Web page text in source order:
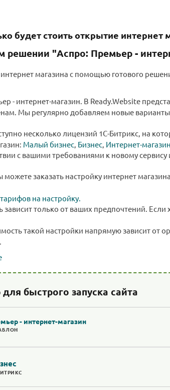
будет стоить открытие интернет
решении "Аспро: Премьер -
интернет магазина с помощью готового
- интернет-магазин. В Ready.Website
Мы регулярно добавляем новые
несколько лицензий 1С-Битрикс, на
Малый бизнес, Бизнес, Интернет-
с вашими требованиями к новому
можете заказать настройку интернет магазина
на настройку.
зависит только от ваших предпочтений. Если
такой настройки напрямую зависит от
быстрого запуска сайта
- интернет-магазин